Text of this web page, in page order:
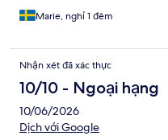
Marie, nghỉ 1 đêm
Nhận xét đã xác thực
10/10 - Ngoại hạng
10/06/2026
Dịch với Google